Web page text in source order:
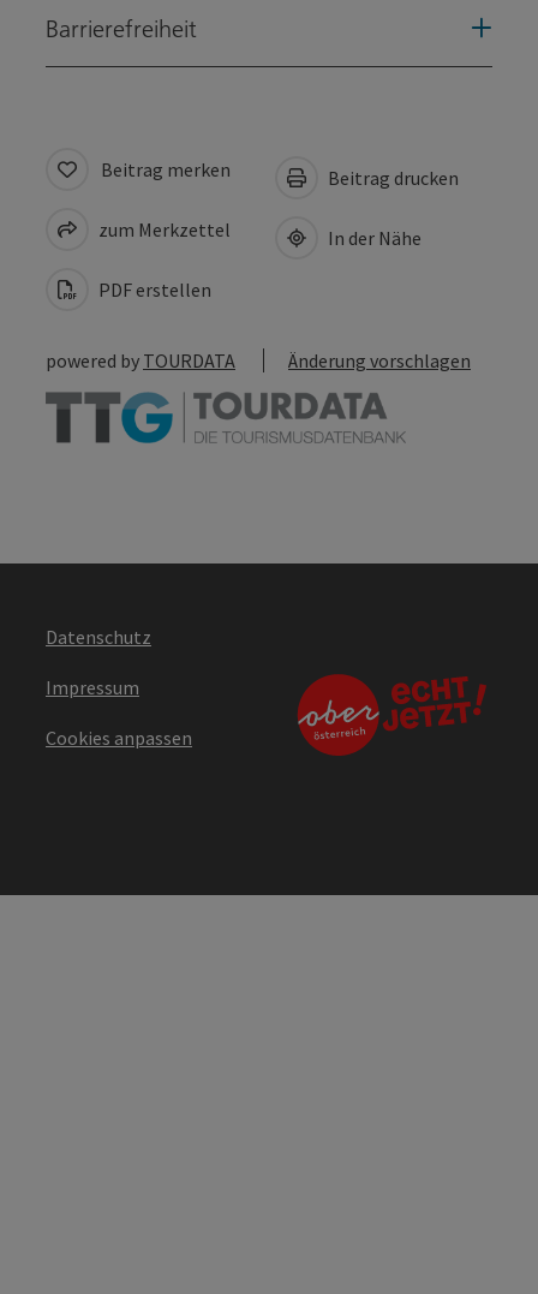
Barrierefreiheit
Beitrag merken
zum Merkzettel
PDF erstellen
Beitrag drucken
In der Nähe
powered by TOURDATA Änderung vorschlagen
Datenschutz
Impressum
Cookies anpassen